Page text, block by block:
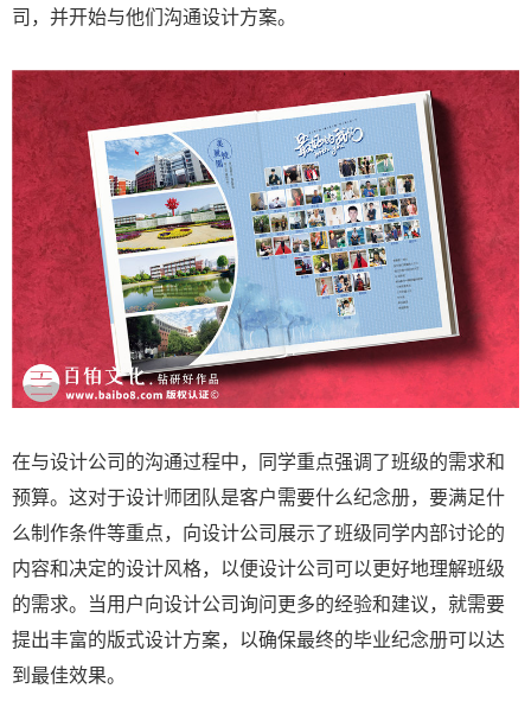
司，并开始与他们沟通设计方案。
在与设计公司的沟通过程中，同学重点强调了班级的需求和
预算。这对于设计师团队是客户需要什么纪念册，要满足什
么制作条件等重点，向设计公司展示了班级同学内部讨论的
内容和决定的设计风格，以便设计公司可以更好地理解班级
的需求。当用户向设计公司询问更多的经验和建议，就需要
提出丰富的版式设计方案，以确保最终的毕业纪念册可以达
到最佳效果。